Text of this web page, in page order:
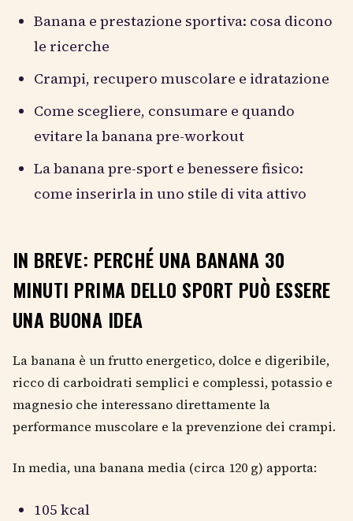
Banana e prestazione sportiva: cosa dicono
le ricerche
Crampi, recupero muscolare e idratazione
Come scegliere, consumare e quando
evitare la banana pre-workout
La banana pre-sport e benessere fisico:
come inserirla in uno stile di vita attivo
IN BREVE: PERCHÉ UNA BANANA 30
MINUTI PRIMA DELLO SPORT PUÒ ESSERE
UNA BUONA IDEA
La banana è un frutto energetico, dolce e digeribile,
ricco di carboidrati semplici e complessi, potassio e
magnesio che interessano direttamente la
performance muscolare e la prevenzione dei crampi.
In media, una banana media (circa 120 g) apporta:
105 kcal